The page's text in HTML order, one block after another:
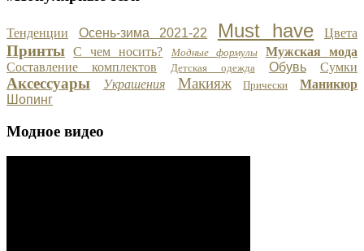
Тенденции Осень-зима 2021-22 Must have Цвета
Принты С чем носить? Модные формулы
Мужская мода
Составление комплектов
Детская одежда Обувь Сумки
Аксессуары Украшения Макияж Прически
Маникюр
Шопинг
Модное видео